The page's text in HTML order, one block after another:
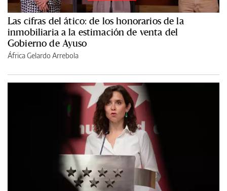
Las cifras del ático: de los honorarios de la
inmobiliaria a la estimación de venta del
Gobierno de Ayuso
África Gelardo Arrebola